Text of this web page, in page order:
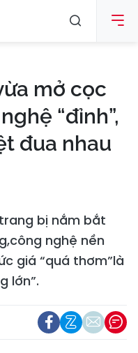
mở cọc
“đỉnh”,
đua nhau
bị nắm bắt
nghệ nền
giá “quá thơm”là
lớn”.